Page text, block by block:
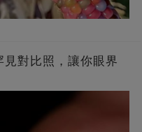
對比照，讓你眼界